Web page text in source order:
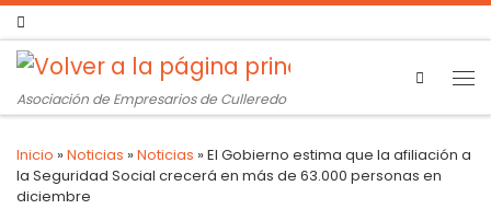
Asociación de Empresarios de Culleredo
Search
Inicio »Noticias »Noticias »El Gobierno estima que la afiliación a
la Seguridad Social crecerá en más de 63.000 personas en
diciembre